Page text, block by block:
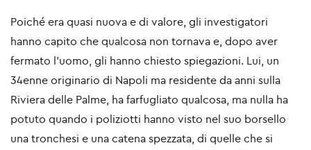
Poiché era quasi nuova e di valore, gli investigatori
hanno capito che qualcosa non tornava e, dopo aver
fermato l’uomo, gli hanno chiesto spiegazioni. Lui, un
34enne originario di Napoli ma residente da anni sulla
Riviera delle Palme, ha farfugliato qualcosa, ma nulla ha
potuto quando i poliziotti hanno visto nel suo borsello
una tronchesi e una catena spezzata, di quelle che si